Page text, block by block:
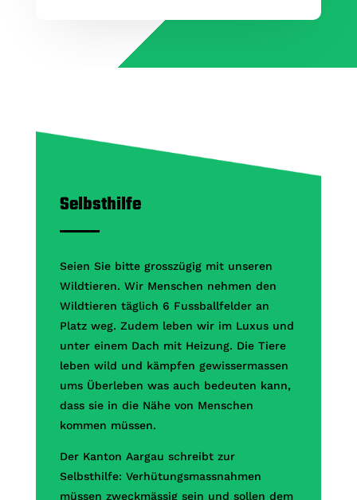
Selbsthilfe
Seien Sie bitte grosszügig mit unseren
Wildtieren. Wir Menschen nehmen den
Wildtieren täglich 6 Fussballfelder an
Platz weg. Zudem leben wir im Luxus und
unter einem Dach mit Heizung. Die Tiere
leben wild und kämpfen gewissermassen
ums Überleben was auch bedeuten kann,
dass sie in die Nähe von Menschen
kommen müssen.
Der Kanton Aargau schreibt zur
Selbsthilfe: Verhütungsmassnahmen
müssen zweckmässig sein und sollen dem